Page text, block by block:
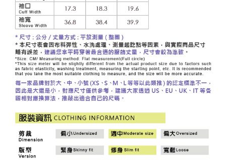
【注意事項】
１．透過由恩沛科技股份有限公司提供之「AFTEE先享後付」服務完成之交
易，需依本服務之必要範圍內提供個人資料，並將交易相關給付款項請求債
權轉讓予恩沛科技股份有限公司。
２．關於個人資料處理事宜，請瀏覽以下網址：
https://aftee.tw/terms/#terms3
３．未成年的使用者請事先徵得法定代理人或監護人之同意方可使用
「AFTEE先享後付」，若未經同意申辦者引起之損失，本公司不負相關責
任。
４．使用「AFTEE先享後付」時，將依據個別帳號之用戶狀況，依本公司即
時審查核予不同之上限額度；若仍有額度不足之情形，本公司將視審查結果
５．嚴禁一人註冊多個帳號或使用他人資訊註冊。若發現惡意使用之情形，
恩沛科技股份有限公司將有權停止該用戶之使用額度並採取法律行動。
付款後7-11取貨
每筆NT$120，滿NT$2,500(含以上)免運費
宅配
每筆NT$120，滿NT$2,500(含以上)免運費
宅配離島
每筆NT$120，滿NT$2,500(含以上)免運費
付款後門市自取
免運費
海外配送